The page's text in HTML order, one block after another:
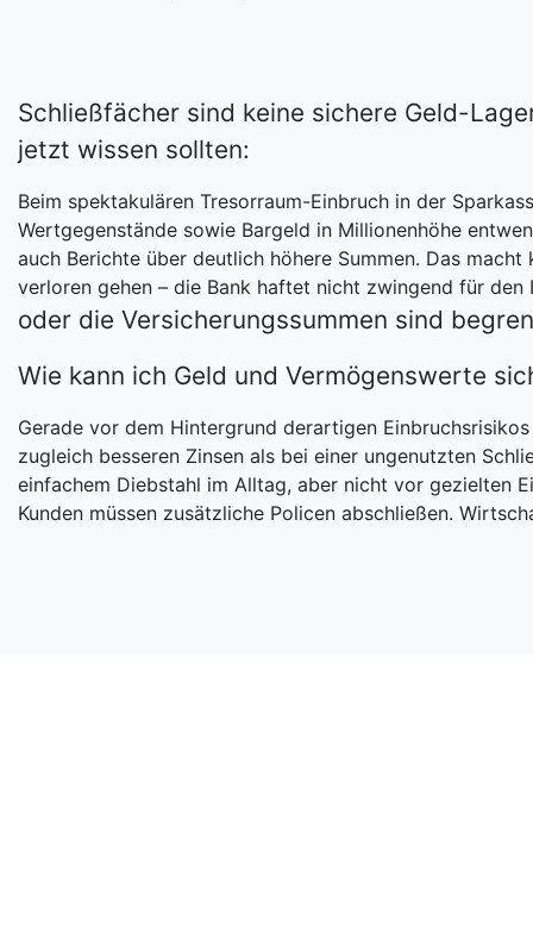
Schließfächer sind keine sichere Geld-
jetzt wissen sollten:
Beim spektakulären Tresorraum-Einbruch in der
Wertgegenstände sowie Bargeld in Millionenhöhe
auch Berichte über deutlich höhere Summen. Das
verloren gehen – die Bank haftet nicht zwingend für den
oder die Versicherungssummen sind
Wie kann ich Geld und Vermögenswerte
Gerade vor dem Hintergrund derartigen
zugleich besseren Zinsen als bei einer ungenutzten
einfachem Diebstahl im Alltag, aber nicht vor gezielten
Kunden müssen zusätzliche Policen abschließen.